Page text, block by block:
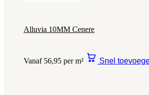
Alluvia 10MM Cenere
Vanaf 56,95 per m² Snel